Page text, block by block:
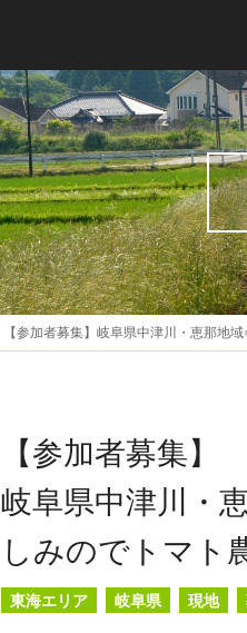
【参加者募集】岐阜県中津川・恵那地
【参加者募集】
岐阜県中津川・
しみのでトマト
東海エリア 岐阜県 現地